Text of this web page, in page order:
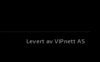
Levert av VIPnett AS